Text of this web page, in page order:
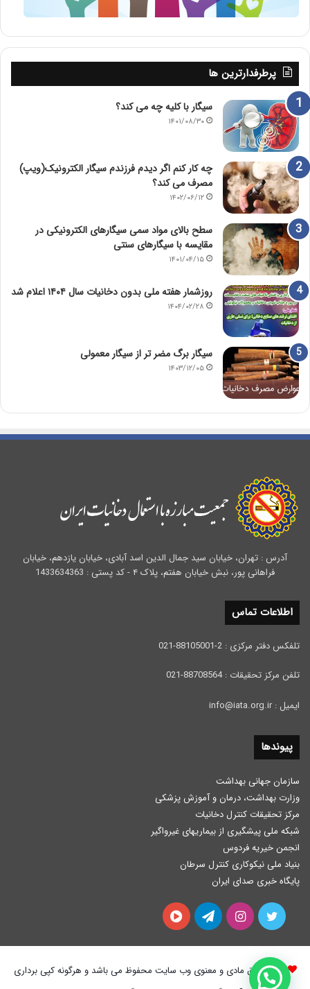
پرطرفدارترین ها
سیگار با کلیه چه می کند؟
۱۴۰۱/۰۸/۳۰
چه کار کنم اگر دیدم فرزندم سیگار الکترونیک(ویپ)
مصرف می کند؟
۱۴۰۲/۰۶/۱۲
سطح بالای مواد سمی سیگارهای الکترونیکی در
مقایسه با سیگارهای سنتی
۱۴۰۱/۰۴/۱۵
روزشمار هفته ملی بدون دخانیات سال ۱۴۰۴ اعلام شد
۱۴۰۴/۰۲/۲۸
سیگار برگ مضر تر از سیگار معمولی
۱۴۰۳/۱۲/۰۵
آدرس : تهران، خیابان سید جمال الدین اسد آبادی، خیابان یازدهم، خیابان
فراهانی پور، نبش خیابان هفتم، پلاک ۴ - کد پستی : 1433634363
اطلاعات تماس
تلفکس دفتر مرکزی : 2-88105001-021
تلفن مرکز تحقیقات : 88708564-021
ایمیل : info@iata.org.ir
پیوندها
سازمان جهانی بهداشت
وزارت بهداشت، درمان و آموزش پزشكی
مرکز تحقیقات کنترل دخانیات
شبکه ملی پیشگیری از بیماریهای غیرواگیر
انجمن خیریه فردوس
بنیاد ملی نیکوکاری کنترل سرطان
پایگاه خبری صدای ایران
توییتر اینستاگرامتلگرام آپارات
کلیه حقوق مادی و معنوی وب سایت محفوظ می باشد و هرگونه کپی برداری